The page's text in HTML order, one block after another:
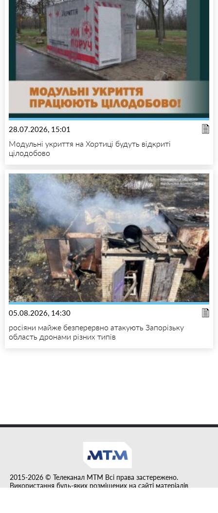
28.07.2026, 15:01
Модульні укриття на Хортиці будуть відкриті
цілодобово
05.08.2026, 14:30
росіяни майже безперервно атакують Запорізьку
область дронами різних типів
2015-2026 © Телеканал MTM Всі права застережено.
Використання будь-яких розміщених на сайті матеріалів